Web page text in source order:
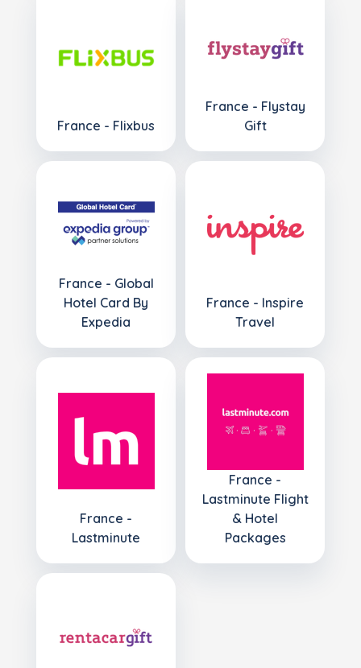
France - Flixbus
France - Flystay
Gift
France - Global
Hotel Card By
Expedia
France - Inspire
Travel
France -
Lastminute
France -
Lastminute Flight
& Hotel
Packages